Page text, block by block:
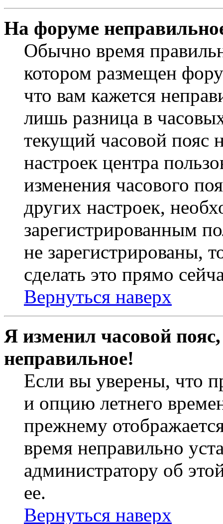
На форуме
Обычно время
котором размещен
что вам кажется
лишь разница в
текущий часовой пояс
настроек центра
изменения часового
других настроек,
зарегистрированным
не зарегистрированы,
сделать это прямо
Вернуться наверх
Я изменил часовой
неправильное!
Если вы уверены, что
и опцию летнего
прежнему
время неправильно
администратору об
ее.
Вернуться наверх